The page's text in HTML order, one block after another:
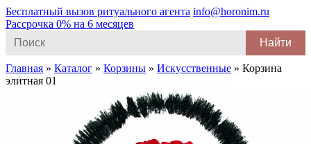
Бесплатный вызов ритуального агента info@horonim.ru
Рассрочка 0% на 6 месяцев
for:
Главная » Каталог » Корзины » Искусственные » Корзина
элитная 01